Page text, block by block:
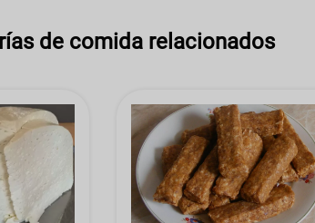
de comida relacionados